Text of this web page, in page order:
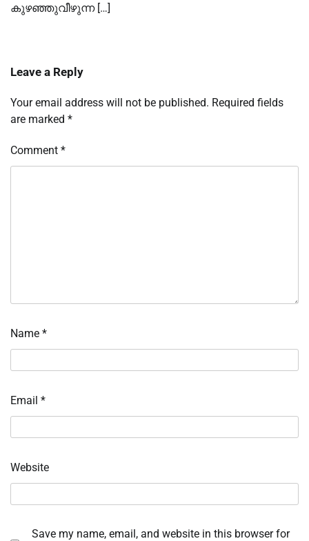
കുഴഞ്ഞുവീഴുന്ന […]
Leave a Reply
Your email address will not be published. Required fields
are marked *
Comment *
Name *
Email *
Website
Save my name, email, and website in this browser for